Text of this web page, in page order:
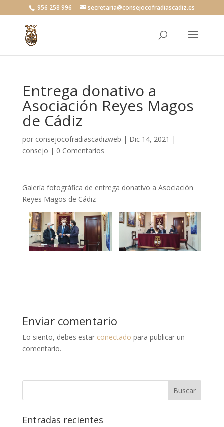
956 258 996 secretaria@consejocofradiascadiz.es
Entrega donativo a
Asociación Reyes Magos
de Cádiz
por consejocofradiascadizweb | Dic 14, 2021 |
consejo | 0 Comentarios
Galería fotográfica de entrega donativo a Asociación
Reyes Magos de Cádiz
Enviar comentario
Lo siento, debes estar conectado para publicar un
comentario.
Entradas recientes